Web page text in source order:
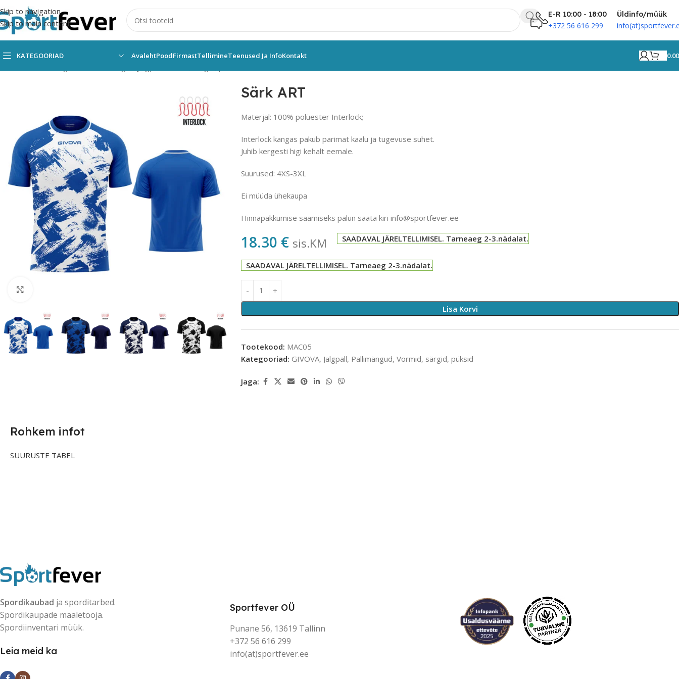
Skip to navigation
Skip to main content
E-R 10:00 - 18:00
+372 56 616 299
Üldinfo/müük
KATEGOORIAD AvalehtPoodFirmastTellimineTeenused Ja InfoKontakt
Särk ART
Materjal: 100% polüester Interlock;
Interlock kangas pakub parimat kaalu ja tugevuse suhet.
Juhib kergesti higi kehalt eemale.
Suurused: 4XS-3XL
Ei müüda ühekaupa
Hinnapakkumise saamiseks palun saata kiri info@sportfever.ee
18.30 € sis.KM SAADAVAL JÄRELTELLIMISEL. Tarneaeg 2-3.nädalat.
SAADAVAL JÄRELTELLIMISEL. Tarneaeg 2-3.nädalat.
Lisa Korvi
Tootekood: MAC05
Kategooriad: GIVOVA, Jalgpall, Pallimängud, Vormid, särgid, püksid
Jaga:
Rohkem infot
SUURUSTE TABEL
Spordikaubad ja sporditarbed.
Spordikaupade maaletooja.
Spordiinventari müük.
Leia meid ka
Sportfever OÜ
Punane 56, 13619 Tallinn
+372 56 616 299
info(at)sportfever.ee